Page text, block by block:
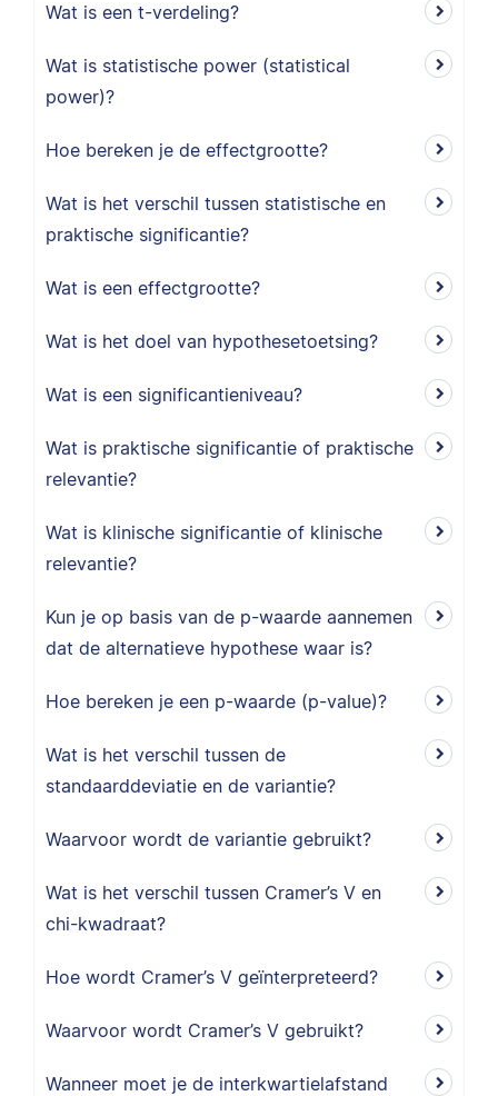
Wat is een t-verdeling?
Wat is statistische power (statistical
power)?
Hoe bereken je de effectgrootte?
Wat is het verschil tussen statistische en
praktische significantie?
Wat is een effectgrootte?
Wat is het doel van hypothesetoetsing?
Wat is een significantieniveau?
Wat is praktische significantie of praktische
relevantie?
Wat is klinische significantie of klinische
relevantie?
Kun je op basis van de p-waarde aannemen
dat de alternatieve hypothese waar is?
Hoe bereken je een p-waarde (p-value)?
Wat is het verschil tussen de
standaarddeviatie en de variantie?
Waarvoor wordt de variantie gebruikt?
Wat is het verschil tussen Cramer’s V en
chi-kwadraat?
Hoe wordt Cramer’s V geïnterpreteerd?
Waarvoor wordt Cramer’s V gebruikt?
Wanneer moet je de interkwartielafstand